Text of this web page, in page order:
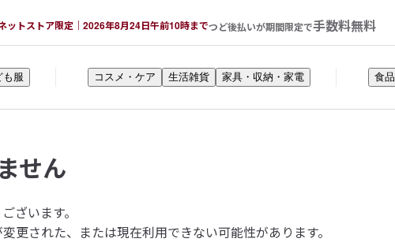
ットストア限定｜2026年8月24日午前10時までつど後払いが期間限定で手数料無料
も服 コスメ・ケア 生活雑貨 家具・収納・家電 食品
せん
ざいます。
更された、または現在利用できない可能性があります。